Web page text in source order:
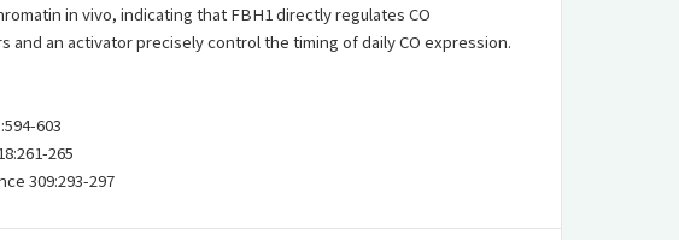
in vivo, indicating that FBH1 directly regulates CO
an activator precisely control the timing of daily CO expression.
603
265
309:293-297